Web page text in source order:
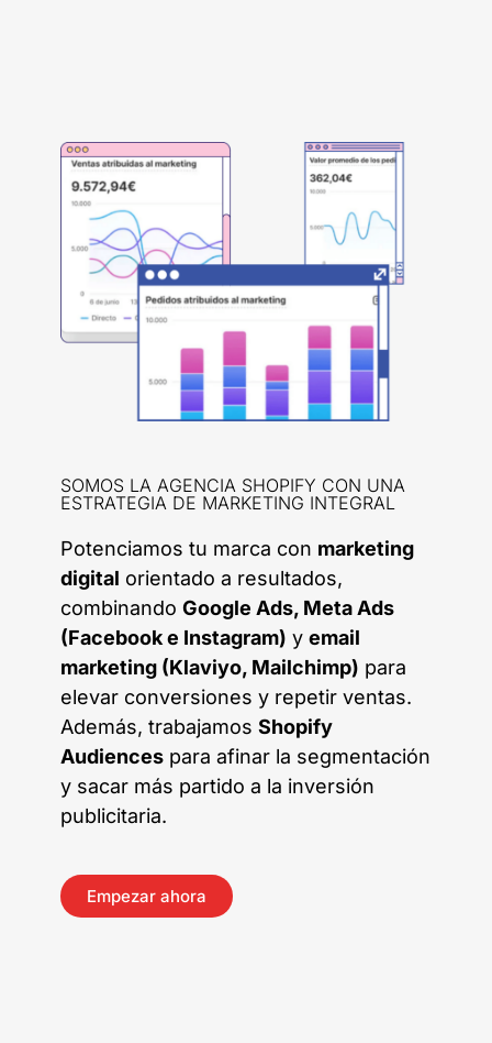
SOMOS LA AGENCIA SHOPIFY CON UNA
ESTRATEGIA DE MARKETING INTEGRAL
Potenciamos tu marca con marketing
digital orientado a resultados,
combinando Google Ads, Meta Ads
(Facebook e Instagram) y email
marketing (Klaviyo, Mailchimp) para
elevar conversiones y repetir ventas.
Además, trabajamos Shopify
Audiences para afinar la segmentación
y sacar más partido a la inversión
publicitaria.
Empezar ahora